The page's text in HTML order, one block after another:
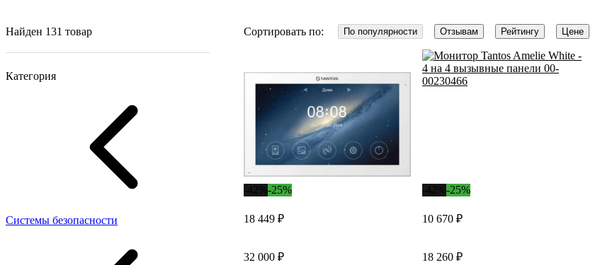
Найден 131 товар
Категория
Системы безопасности
Сортировать по: По популярности Отзывам Рейтингу Цене
-25%
18 449 ₽
32 000 ₽
-25%
10 670 ₽
18 260 ₽